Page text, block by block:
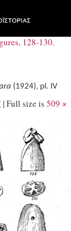
128-130.
(1924), pl. IV
|Full size is 509 ×